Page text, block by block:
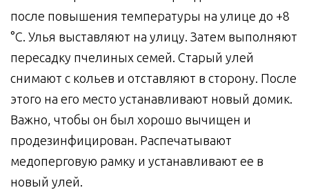
после повышения температуры на улице до +8
°C. Улья выставляют на улицу. Затем выполняют
пересадку пчелиных семей. Старый улей
снимают с кольев и отставляют в сторону. После
этого на его место устанавливают новый домик.
Важно, чтобы он был хорошо вычищен и
продезинфицирован. Распечатывают
медоперговую рамку и устанавливают ее в
новый улей.